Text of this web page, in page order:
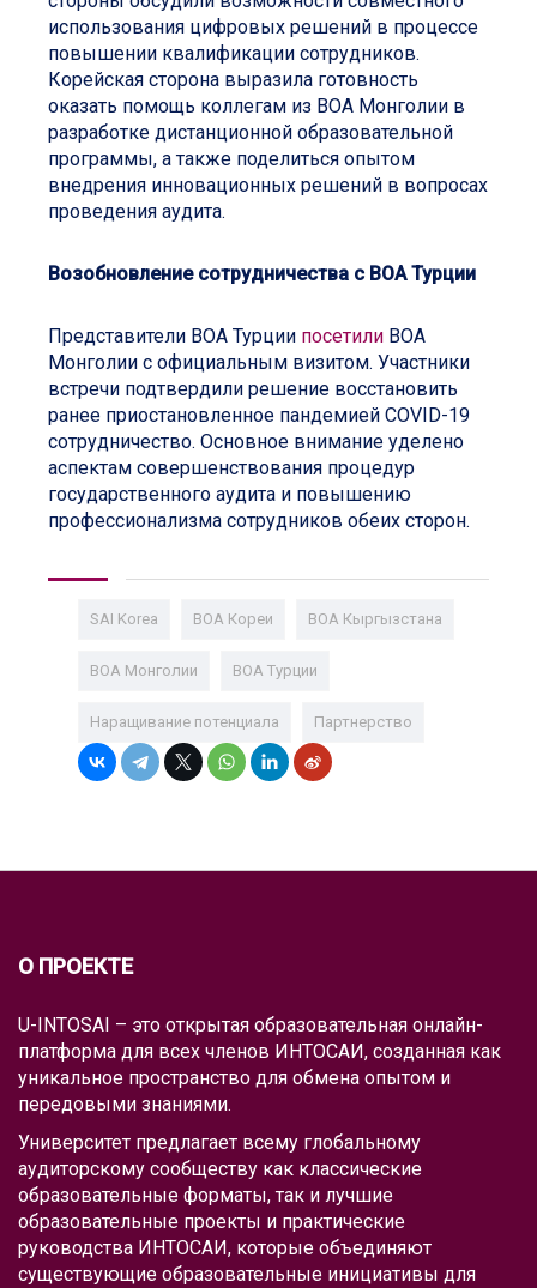
использования цифровых решений в процессе
повышении квалификации сотрудников.
Корейская сторона выразила готовность
оказать помощь коллегам из ВОА Монголии в
разработке дистанционной образовательной
программы, а также поделиться опытом
внедрения инновационных решений в вопросах
проведения аудита.
Возобновление сотрудничества с ВОА Турции
Представители ВОА Турции посетили ВОА
Монголии с официальным визитом. Участники
встречи подтвердили решение восстановить
ранее приостановленное пандемией COVID-19
сотрудничество. Основное внимание уделено
аспектам совершенствования процедур
государственного аудита и повышению
профессионализма сотрудников обеих сторон.
SAI Korea ВОА Кореи ВОА Кыргызстана
ВОА Монголии ВОА Турции
Наращивание потенциала Партнерство
О ПРОЕКТЕ
U-INTOSAI – это открытая образовательная онлайн-
платформа для всех членов ИНТОСАИ, созданная как
уникальное пространство для обмена опытом и
передовыми знаниями.
Университет предлагает всему глобальному
аудиторскому сообществу как классические
образовательные форматы, так и лучшие
образовательные проекты и практические
руководства ИНТОСАИ, которые объединяют
существующие образовательные инициативы для